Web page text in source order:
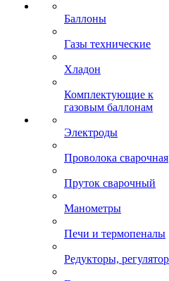
Баллоны
Газы технические
Хладон
Комплектующие к
газовым баллонам
Электроды
Проволока сварочная
Пруток сварочный
Манометры
Печи и термопеналы
Редукторы,